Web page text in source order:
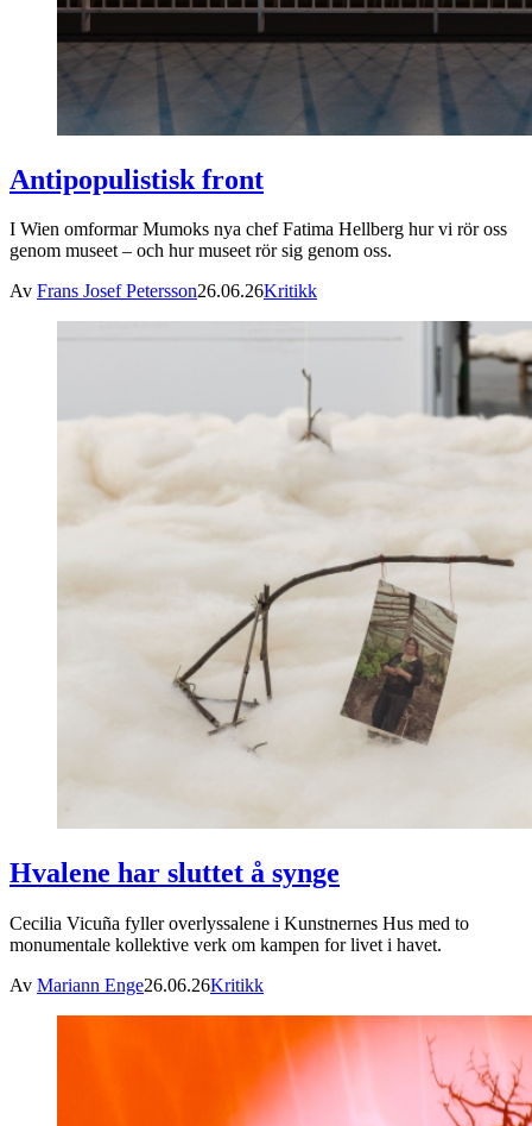
Antipopulistisk front
I Wien omformar Mumoks nya chef Fatima Hellberg hur vi rör oss
genom museet – och hur museet rör sig genom oss.
Av Frans Josef Petersson26.06.26Kritikk
Hvalene har sluttet å synge
Cecilia Vicuña fyller overlyssalene i Kunstnernes Hus med to
monumentale kollektive verk om kampen for livet i havet.
Av Mariann Enge26.06.26Kritikk